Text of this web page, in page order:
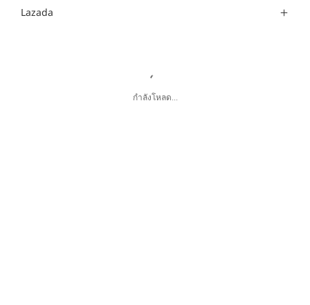
Lazada
กำลังโหลด...